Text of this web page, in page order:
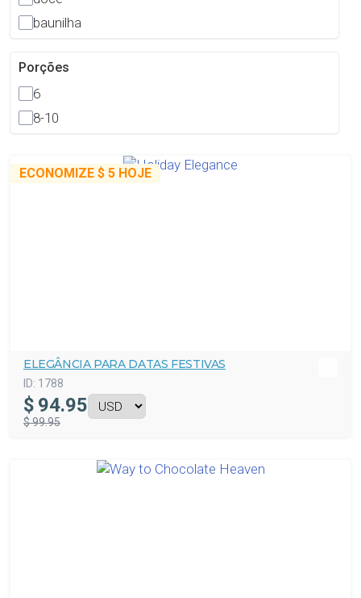
baunilha
Porções
6
8-10
ECONOMIZE $ 5 HOJE
ELEGÂNCIA PARA DATAS FESTIVAS
ID: 1788
$ 94.95
$ 99.95